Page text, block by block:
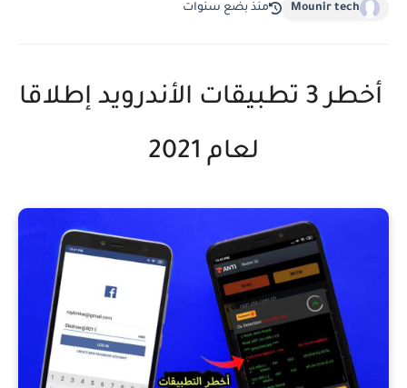
Mounir tech منذ بضع سنوات
أخطر 3 تطبيقات الأندرويد إطلاقا
لعام 2021